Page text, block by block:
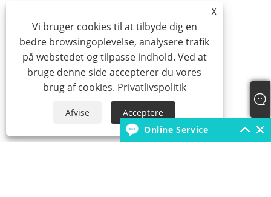
X
Vi bruger cookies til at tilbyde dig en
bedre browsingoplevelse, analysere trafik
på webstedet og tilpasse indhold. Ved at
bruge denne side accepterer du vores
brug af cookies. Privatlivspolitik
Afvise
Acceptere
Online Service